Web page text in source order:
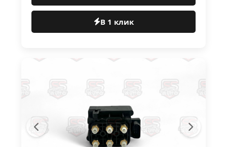
В 1 клик